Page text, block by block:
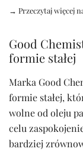
→ Przeczytaj więcej
Good
formie stałej
Marka Good
formie stałej,
wolne od oleju
celu
bardziej